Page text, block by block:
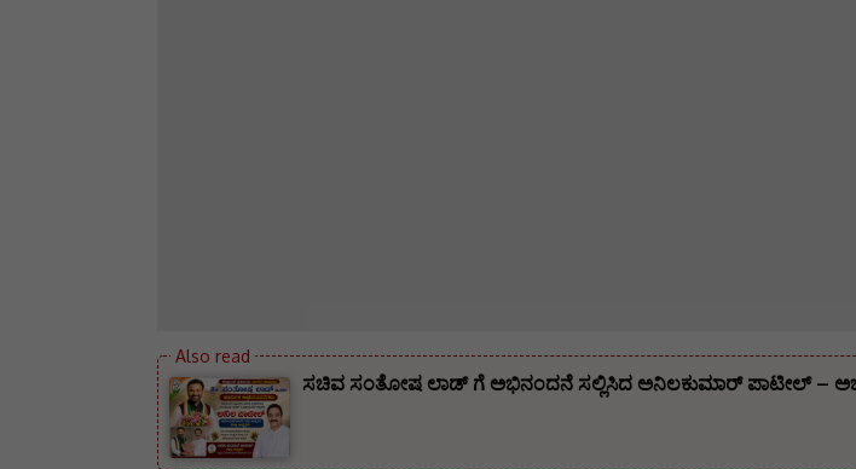
ಸಚಿವ ಸಂತೋಷ ಲಾಡ್ ಗೆ ಅಭಿನಂದನೆ ಸಲ್ಲಿಸಿದ ಅನಿಲಕುಮಾರ್ ಪಾಟೀಲ್ –